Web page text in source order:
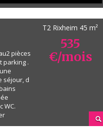
pièces
parking .
séjour, d
WC.
T2 Rixheim 45 m²
535
€/mois